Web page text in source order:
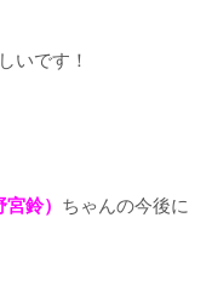
いです！
鈴） ちゃんの今後に